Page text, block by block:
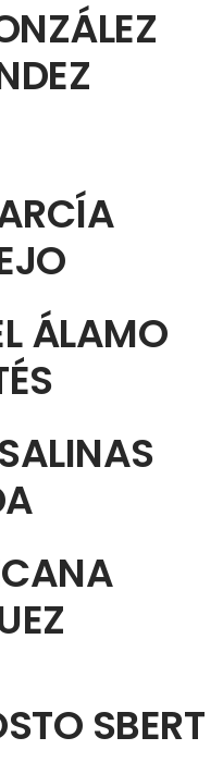
ÁLAMO
SBERT